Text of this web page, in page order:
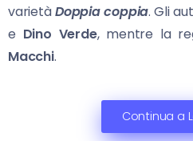
varietàDoppia coppia. Gli
e Dino Verde, mentre la
Macchi.
Continua a